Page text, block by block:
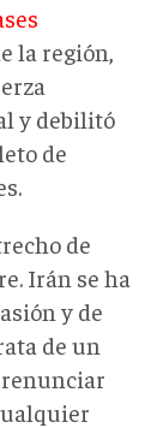
la región,
y debilitó
de
de
Irán se ha
y de
de un
renunciar